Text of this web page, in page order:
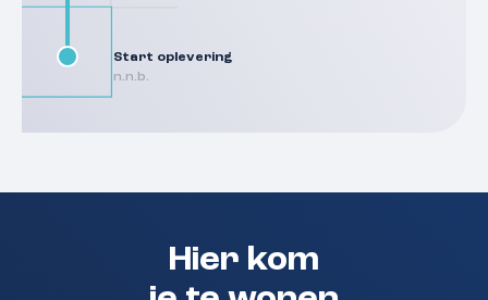
Start oplevering
n.n.b.
Hier kom